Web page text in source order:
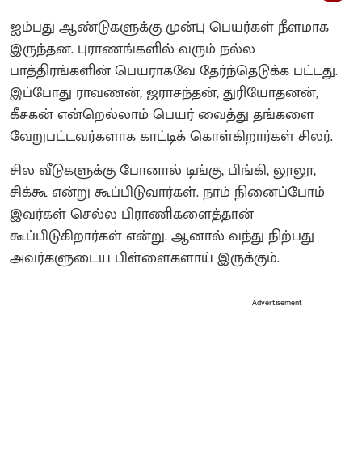
ஐம்பது ஆண்டுகளுக்கு முன்பு பெயர்கள் நீளமாக
இருந்தன. புராணங்களில் வரும் நல்ல
பாத்திரங்களின் பெயராகவே தேர்ந்தெடுக்க பட்டது.
இப்போது ராவணன், ஜராசந்தன், துரியோதனன்,
கீசகன் என்றெல்லாம் பெயர் வைத்து தங்களை
வேறுபட்டவர்களாக காட்டிக் கொள்கிறார்கள் சிலர்.
சில வீடுகளுக்கு போனால் டிங்கு, பிங்கி, லூலூ,
சிக்கூ என்று கூப்பிடுவார்கள். நாம் நினைப்போம்
இவர்கள் செல்ல பிராணிகளைத்தான்
கூப்பிடுகிறார்கள் என்று. ஆனால் வந்து நிற்பது
அவர்களுடைய பிள்ளைகளாய் இருக்கும்.
Advertisement